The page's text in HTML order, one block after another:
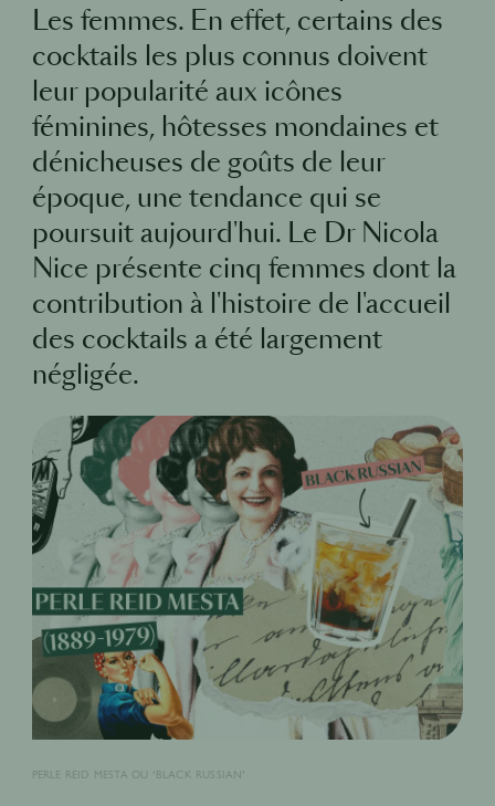
Les femmes. En effet, certains des
cocktails les plus connus doivent
leur popularité aux icônes
féminines, hôtesses mondaines et
dénicheuses de goûts de leur
époque, une tendance qui se
poursuit aujourd'hui. Le Dr Nicola
Nice présente cinq femmes dont la
contribution à l'histoire de l'accueil
des cocktails a été largement
négligée.
PERLE REID MESTA OU ‘BLACK RUSSIAN’